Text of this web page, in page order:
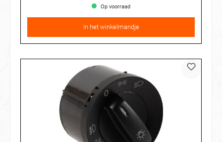
Op voorraad
In het winkelmandje